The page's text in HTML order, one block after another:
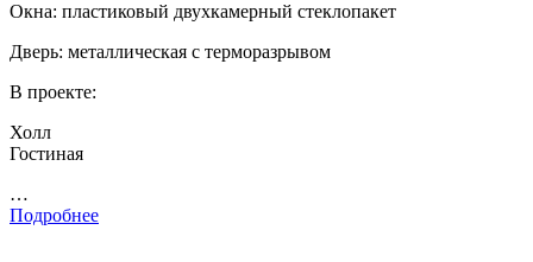
Окна: пластиковый двухкамерный стеклопакет
Дверь: металлическая с терморазрывом
В проекте:
Холл
Гостиная
…
Подробнее